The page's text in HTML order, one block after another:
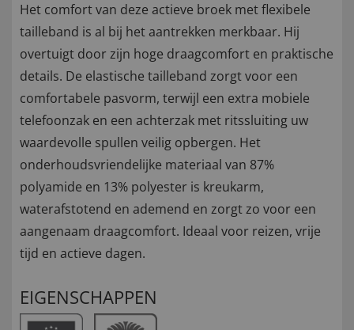
Het comfort van deze actieve broek met flexibele
tailleband is al bij het aantrekken merkbaar. Hij
overtuigt door zijn hoge draagcomfort en praktische
details. De elastische tailleband zorgt voor een
comfortabele pasvorm, terwijl een extra mobiele
telefoonzak en een achterzak met ritssluiting uw
waardevolle spullen veilig opbergen. Het
onderhoudsvriendelijke materiaal van 87%
polyamide en 13% polyester is kreukarm,
waterafstotend en ademend en zorgt zo voor een
aangenaam draagcomfort. Ideaal voor reizen, vrije
tijd en actieve dagen.
EIGENSCHAPPEN